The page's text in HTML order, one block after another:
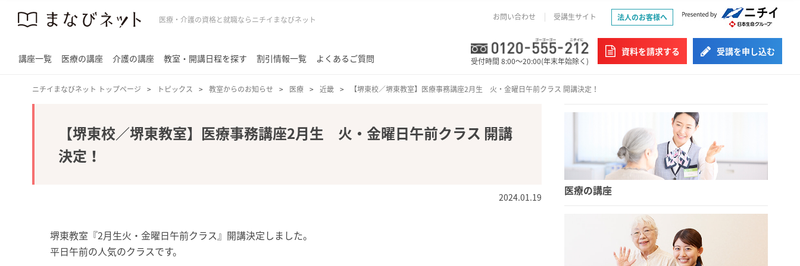
医療・介護の資格と就職ならニチイまなびネット お問い合わせ 受講生サイト 法人のお客様へ
講座一覧 医療の講座 介護の講座 教室・開講日程を探す 割引情報一覧 よくあるご質問 受付時間 8:00～20:00(年末年始除く)
資料を請求する 受講を申し込む
ニチイまなびネット トップページ トピックス 教室からのお知らせ 医療 近畿 【堺東校／堺東教室】医療事務講座2月生 火・金曜日午前クラス 開講決定！
【堺東校／堺東教室】医療事務講座2月生 火・金曜日午前クラス 開講
決定！
2024.01.19
堺東教室『2月生火・金曜日午前クラス』開講決定しました。
平日午前の人気のクラスです。
医療の講座